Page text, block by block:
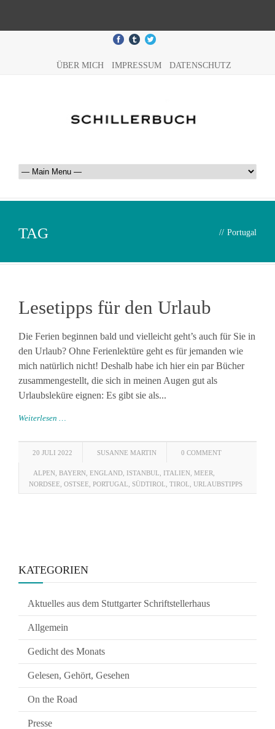
ÜBER MICH IMPRESSUM DATENSCHUTZ
TAG // Portugal
Lesetipps für den Urlaub
Die Ferien beginnen bald und vielleicht geht’s auch für Sie in
den Urlaub? Ohne Ferienlektüre geht es für jemanden wie
mich natürlich nicht! Deshalb habe ich hier ein par Bücher
zusammengestellt, die sich in meinen Augen gut als
Urlaubsleküre eignen: Es gibt sie als...
Weiterlesen …
20 JULI 2022 SUSANNE MARTIN 0 COMMENT
ALPEN BAYERN ENGLAND ISTANBUL ITALIEN MEER
NORDSEE OSTSEE PORTUGAL SÜDTIROL TIROL URLAUBSTIPPS
KATEGORIEN
Aktuelles aus dem Stuttgarter Schriftstellerhaus
Allgemein
Gedicht des Monats
Gelesen, Gehört, Gesehen
On the Road
Presse